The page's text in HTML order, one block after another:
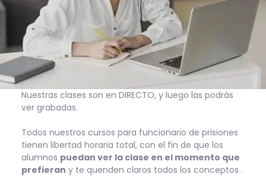
Nuestras clases son en DIRECTO, y luego las podrás
ver grabadas.
Todos nuestros cursos para funcionario de prisiones
tienen libertad horaria total, con el fin de que los
alumnos puedan ver la clase en el momento que
prefieran y te quenden claros todos los conceptos .